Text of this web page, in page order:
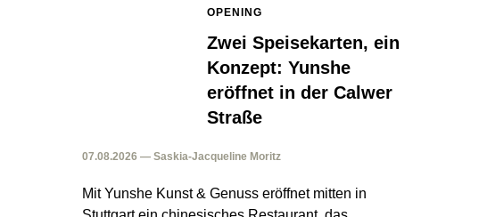
OPENING
Zwei Speisekarten, ein
Konzept: Yunshe
eröffnet in der Calwer
Straße
07.08.2026 — Saskia-Jacqueline Moritz
Mit Yunshe Kunst & Genuss eröffnet mitten in